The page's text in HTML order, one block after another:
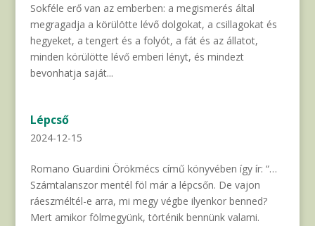
Sokféle erő van az emberben: a megismerés által
megragadja a körülötte lévő dolgokat, a csillagokat és
hegyeket, a tengert és a folyót, a fát és az állatot,
minden körülötte lévő emberi lényt, és mindezt
bevonhatja saját...
Lépcső
2024-12-15
Romano Guardini Örökmécs című könyvében így ír: “…
Számtalanszor mentél föl már a lépcsőn. De vajon
ráeszméltél-e arra, mi megy végbe ilyenkor benned?
Mert amikor fölmegyünk, történik bennünk valami.